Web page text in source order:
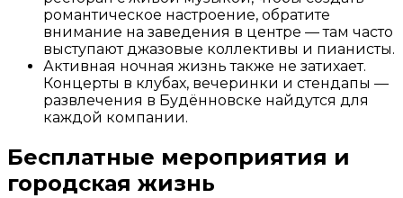
романтическое настроение, обратите
внимание на заведения в центре — там часто
выступают джазовые коллективы и пианисты.
Активная ночная жизнь также не затихает.
Концерты в клубах, вечеринки и стендапы —
развлечения в Будённовске найдутся для
каждой компании.
Бесплатные мероприятия и
городская жизнь